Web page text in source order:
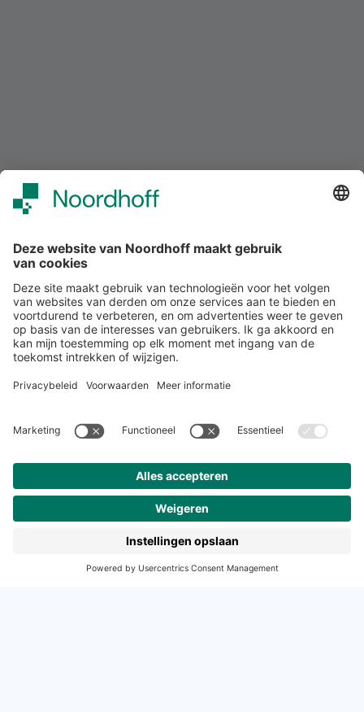
Snel naar
Over studiemeister
Veelgestelde vragen
Contact
Meer van Noordhoff